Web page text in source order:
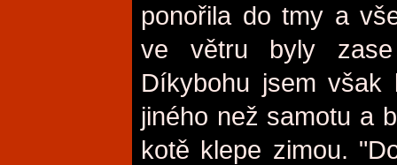
ponořila do tmy a
ve větru byly
Díkybohu jsem však
jiného než samotu a
kotě klepe zimou.